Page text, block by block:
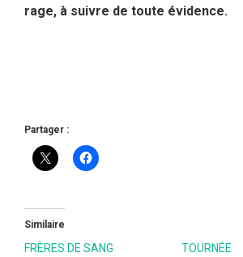
rage, à suivre de toute évidence.
Partager :
Similaire
FRÈRES DE SANG
TOURNÉE